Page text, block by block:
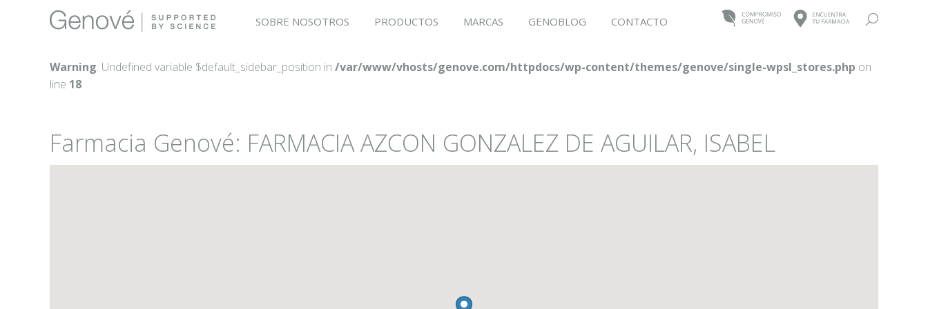
SOBRE NOSOTROS PRODUCTOS MARCAS GENOBLOG CONTACTO Buscar:
Warning: Undefined variable $default_sidebar_position in /var/www/vhosts/genove.com/httpdocs/wp-content/themes/genove/single-wpsl_stores.php on
line 18
Farmacia Genové: FARMACIA AZCON GONZALEZ DE AGUILAR, ISABEL